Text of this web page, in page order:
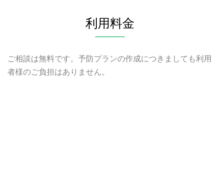
利用料金
ご相談は無料です。予防プランの作成につきましても利用
者様のご負担はありません。